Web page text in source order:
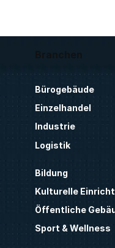
Branchen
Bürogebäude
Einzelhandel
Industrie
Logistik
Bildung
Kulturelle
Öffentliche
Sport & Wellness